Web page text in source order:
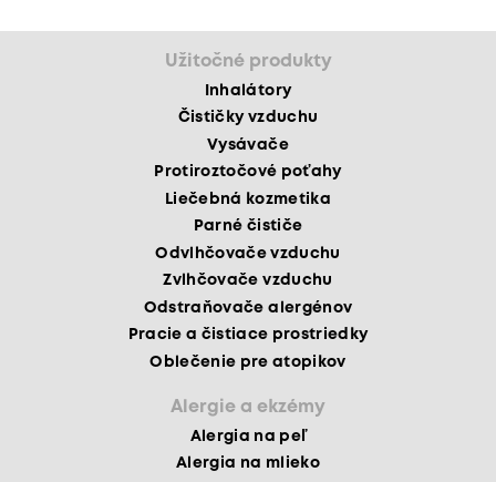
Užitočné produkty
Inhalátory
Čističky vzduchu
Vysávače
Protiroztočové poťahy
Liečebná kozmetika
Parné čističe
Odvlhčovače vzduchu
Zvlhčovače vzduchu
Odstraňovače alergénov
Pracie a čistiace prostriedky
Oblečenie pre atopikov
Alergie a ekzémy
Alergia na peľ
Alergia na mlieko